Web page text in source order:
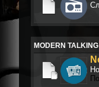
MODERN